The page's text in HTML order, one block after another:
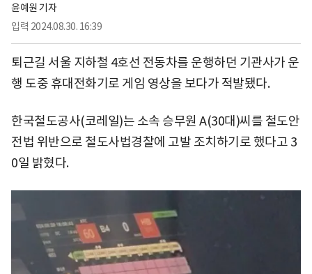
윤예원 기자
입력 2024.08.30. 16:39
퇴근길 서울 지하철 4호선 전동차를 운행하던 기관사가 운
행 도중 휴대전화기로 게임 영상을 보다가 적발됐다.
한국철도공사(코레일)는 소속 승무원 A(30대)씨를 철도안
전법 위반으로 철도사법경찰에 고발 조치하기로 했다고 3
0일 밝혔다.